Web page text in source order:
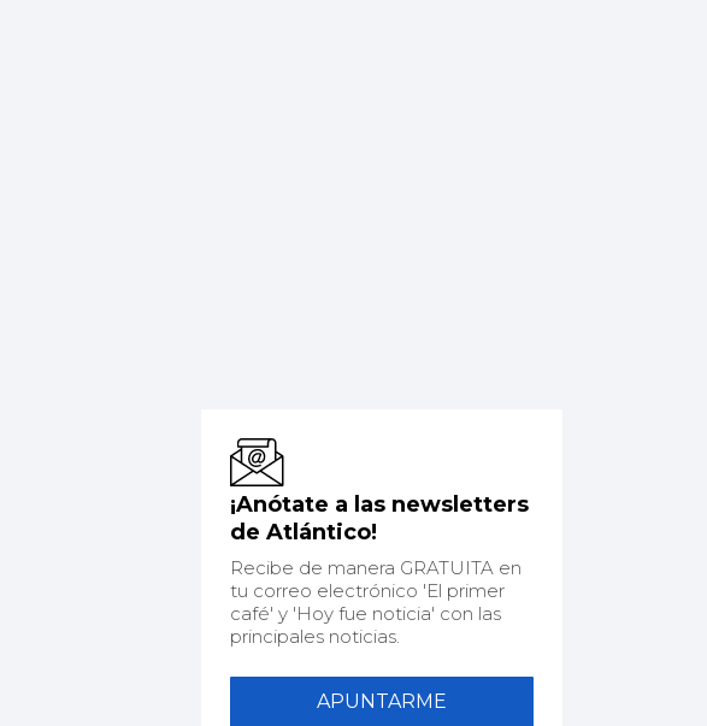
¡Anótate a las newsletters
de Atlántico!
Recibe de manera GRATUITA en
tu correo electrónico 'El primer
café' y 'Hoy fue noticia' con las
principales noticias.
APUNTARME